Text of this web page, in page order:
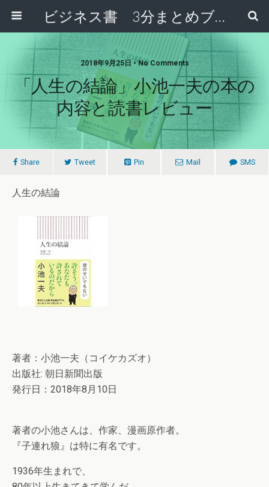
ビジネス書 3分まとめブログ
2018年9月25日 • No Comments
「人生の結論」小池一夫の本の
内容と読書レビュー
Share Tweet Pin Mail SMS
人生の結論
著者：小池一夫（コイケカズオ）
出版社: 朝日新聞出版
発行日：2018年8月10日
著者の小池さんは、作家、漫画原作者。
『子連れ狼』は特に有名です。
1936年生まれで、